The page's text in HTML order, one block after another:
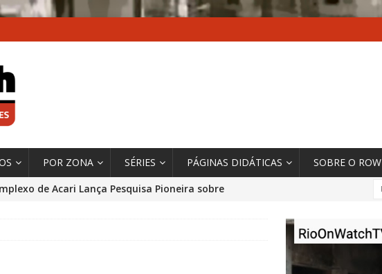
POR ZONA SÉRIES PÁGINAS DIDÁTICAS SOBRE O ROW
de Acari Lança Pesquisa Pioneira sobre